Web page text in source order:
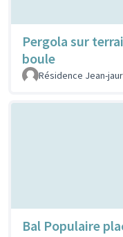
Pergola sur
boule
Résidence Jean-
Bal Populaire